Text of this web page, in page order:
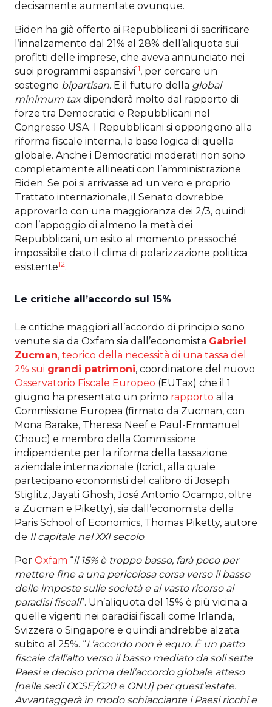
decisamente aumentate ovunque.
Biden ha già offerto ai Repubblicani di sacrificare
l’innalzamento dal 21% al 28% dell’aliquota sui
profitti delle imprese, che aveva annunciato nei
suoi programmi espansivi11, per cercare un
sostegno bipartisan. E il futuro della global
minimum taxdipenderà molto dal rapporto di
forze tra Democratici e Repubblicani nel
Congresso USA. I Repubblicani si oppongono alla
riforma fiscale interna, la base logica di quella
globale. Anche i Democratici moderati non sono
completamente allineati con l’amministrazione
Biden. Se poi si arrivasse ad un vero e proprio
Trattato internazionale, il Senato dovrebbe
approvarlo con una maggioranza dei 2/3, quindi
con l’appoggio di almeno la metà dei
Repubblicani, un esito al momento pressoché
impossibile dato il clima di polarizzazione politica
esistente12.
Le critiche all’accordo sul 15%
Le critiche maggiori all’accordo di principio sono
venute sia da Oxfam sia dall’economista Gabriel
Zucman, teorico della necessità di una tassa del
2% sui grandi patrimoni, coordinatore del nuovo
Osservatorio Fiscale Europeo (EUTax) che il 1
giugno ha presentato un primo rapporto alla
Commissione Europea (firmato da Zucman, con
Mona Barake, Theresa Neef e Paul-Emmanuel
Chouc) e membro della Commissione
indipendente per la riforma della tassazione
aziendale internazionale (Icrict, alla quale
partecipano economisti del calibro di Joseph
Stiglitz, Jayati Ghosh, José Antonio Ocampo, oltre
a Zucman e Piketty), sia dall’economista della
Paris School of Economics, Thomas Piketty, autore
de Il capitale nel XXI secolo.
Per Oxfam “il 15% è troppo basso, farà poco per
mettere fine a una pericolosa corsa verso il basso
delle imposte sulle società e al vasto ricorso ai
paradisi fiscali”. Un’aliquota del 15% è più vicina a
quelle vigenti nei paradisi fiscali come Irlanda,
Svizzera o Singapore e quindi andrebbe alzata
subito al 25%. “L’accordo non è equo. È un patto
fiscale dall’alto verso il basso mediato da soli sette
Paesi e deciso prima dell’accordo globale atteso
[nelle sedi OCSE/G20 e ONU] per quest’estate.
Avvantaggerà in modo schiacciante i Paesi ricchi e